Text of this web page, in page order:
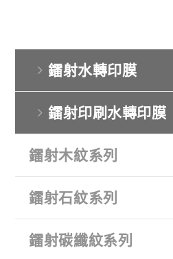
鐳射水轉印膜
鐳射印刷水轉印膜
鐳射木紋系列
鐳射石紋系列
鐳射碳纖紋系列